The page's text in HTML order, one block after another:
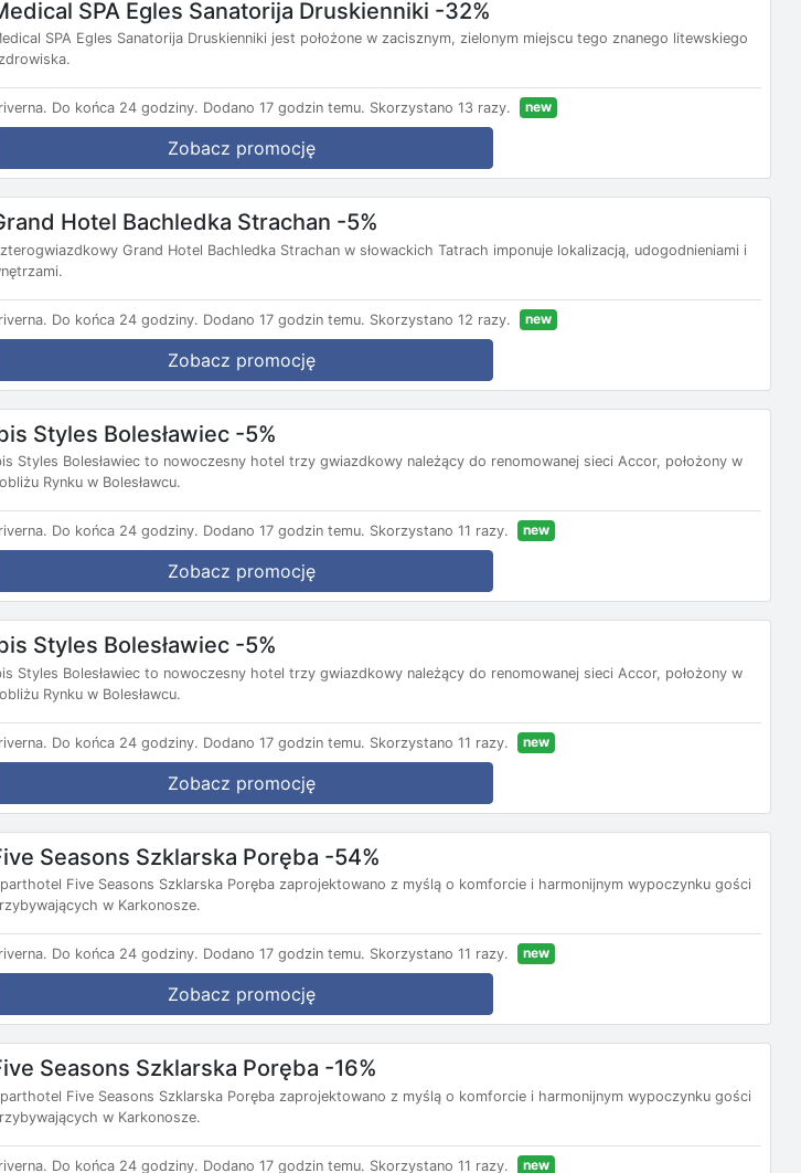
SPA Egles Sanatorija Druskienniki -32%
SPA Egles Sanatorija Druskienniki jest położone w zacisznym, zielonym miejscu tego znanego litewskiego
Do końca 24 godziny. Dodano 17 godzin temu. Skorzystano 13 razy. new
Zobacz promocję
Hotel Bachledka Strachan -5%
Grand Hotel Bachledka Strachan w słowackich Tatrach imponuje lokalizacją, udogodnieniami i
Do końca 24 godziny. Dodano 17 godzin temu. Skorzystano 12 razy. new
Zobacz promocję
Styles Bolesławiec -5%
Styles Bolesławiec to nowoczesny hotel trzy gwiazdkowy należący do renomowanej sieci Accor, położony w
Rynku w Bolesławcu.
Do końca 24 godziny. Dodano 17 godzin temu. Skorzystano 11 razy. new
Zobacz promocję
Styles Bolesławiec -5%
Styles Bolesławiec to nowoczesny hotel trzy gwiazdkowy należący do renomowanej sieci Accor, położony w
Rynku w Bolesławcu.
Do końca 24 godziny. Dodano 17 godzin temu. Skorzystano 11 razy. new
Zobacz promocję
Seasons Szklarska Poręba -54%
Five Seasons Szklarska Poręba zaprojektowano z myślą o komforcie i harmonijnym wypoczynku gości
w Karkonosze.
Do końca 24 godziny. Dodano 17 godzin temu. Skorzystano 11 razy. new
Zobacz promocję
Seasons Szklarska Poręba -16%
Five Seasons Szklarska Poręba zaprojektowano z myślą o komforcie i harmonijnym wypoczynku gości
w Karkonosze.
Do końca 24 godziny. Dodano 17 godzin temu. Skorzystano 11 razy. new